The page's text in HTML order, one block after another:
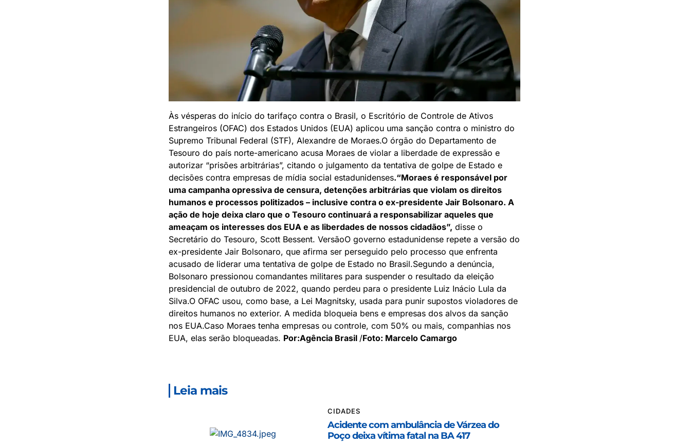
Às vésperas do início do tarifaço contra o Brasil, o Escritório de Controle de Ativos
Estrangeiros (OFAC) dos Estados Unidos (EUA) aplicou uma sanção contra o ministro do
Supremo Tribunal Federal (STF), Alexandre de Moraes.O órgão do Departamento de
Tesouro do país norte-americano acusa Moraes de violar a liberdade de expressão e
autorizar “prisões arbitrárias”, citando o julgamento da tentativa de golpe de Estado e
decisões contra empresas de mídia social estadunidenses.“Moraes é responsável por
uma campanha opressiva de censura, detenções arbitrárias que violam os direitos
humanos e processos politizados – inclusive contra o ex-presidente Jair Bolsonaro. A
ação de hoje deixa claro que o Tesouro continuará a responsabilizar aqueles que
ameaçam os interesses dos EUA e as liberdades de nossos cidadãos”, disse o
Secretário do Tesouro, Scott Bessent. VersãoO governo estadunidense repete a versão do
ex-presidente Jair Bolsonaro, que afirma ser perseguido pelo processo que enfrenta
acusado de liderar uma tentativa de golpe de Estado no Brasil.Segundo a denúncia,
Bolsonaro pressionou comandantes militares para suspender o resultado da eleição
presidencial de outubro de 2022, quando perdeu para o presidente Luiz Inácio Lula da
Silva.O OFAC usou, como base, a Lei Magnitsky, usada para punir supostos violadores de
direitos humanos no exterior. A medida bloqueia bens e empresas dos alvos da sanção
nos EUA.Caso Moraes tenha empresas ou controle, com 50% ou mais, companhias nos
EUA, elas serão bloqueadas. Por:Agência Brasil /Foto: Marcelo Camargo
Leia mais
CIDADES
Acidente com ambulância de Várzea do
Poço deixa vítima fatal na BA 417